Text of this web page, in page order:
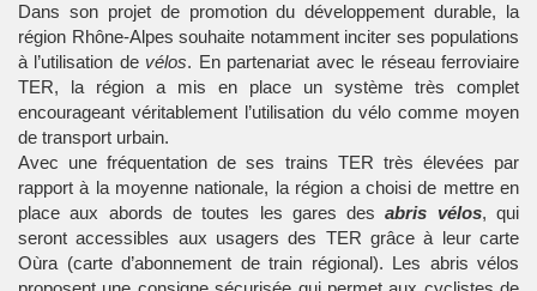
Dans son projet de promotion du développement durable, la
région Rhône-Alpes souhaite notamment inciter ses populations
à l’utilisation de vélos. En partenariat avec le réseau ferroviaire
TER, la région a mis en place un système très complet
encourageant véritablement l’utilisation du vélo comme moyen
de transport urbain.
Avec une fréquentation de ses trains TER très élevées par
rapport à la moyenne nationale, la région a choisi de mettre en
place aux abords de toutes les gares desabris vélos, qui
seront accessibles aux usagers des TER grâce à leur carte
Oùra (carte d’abonnement de train régional). Les abris vélos